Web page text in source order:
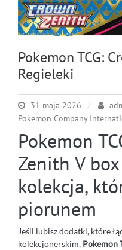
Pokemon TCG:
Regieleki
31 maja 2026
Pokemon Company
Pokemon
Zenith V
kolekcja,
piorunem
Jeśli lubisz dodatki, które
kolekcjonerskim, Pokemon